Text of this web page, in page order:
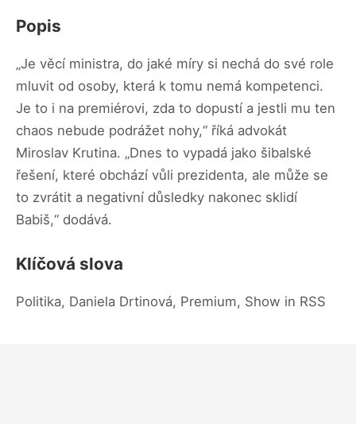
Popis
„Je věcí ministra, do jaké míry si nechá do své role
mluvit od osoby, která k tomu nemá kompetenci.
Je to i na premiérovi, zda to dopustí a jestli mu ten
chaos nebude podrážet nohy,“ říká advokát
Miroslav Krutina. „Dnes to vypadá jako šibalské
řešení, které obchází vůli prezidenta, ale může se
to zvrátit a negativní důsledky nakonec sklidí
Babiš,“ dodává.
Klíčová slova
Politika, Daniela Drtinová, Premium, Show in RSS